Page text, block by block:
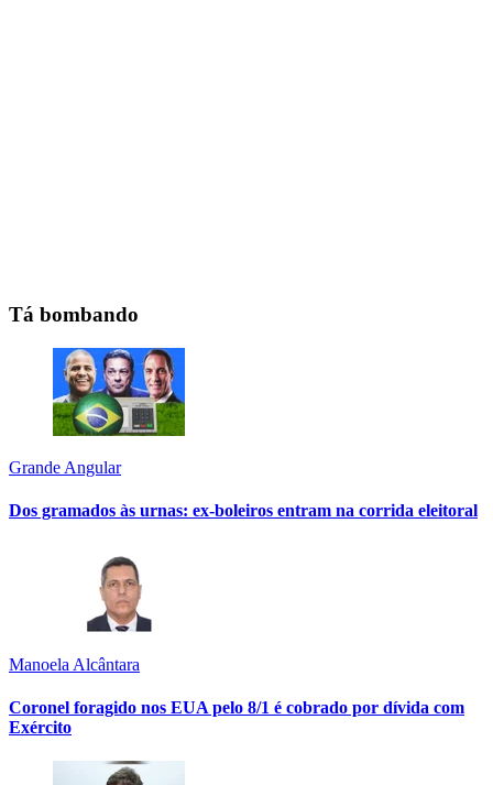
Tá bombando
Grande Angular
Dos gramados às urnas: ex-boleiros entram na corrida eleitoral
Manoela Alcântara
Coronel foragido nos EUA pelo 8/1 é cobrado por dívida com
Exército